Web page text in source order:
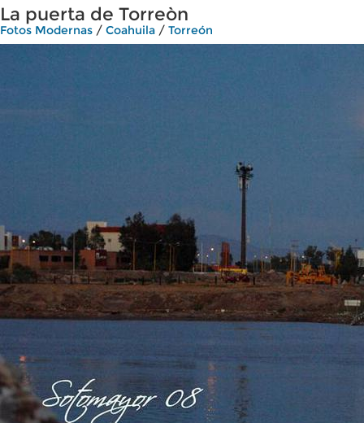
La puerta de Torreòn
Fotos Modernas / Coahuila / Torreón